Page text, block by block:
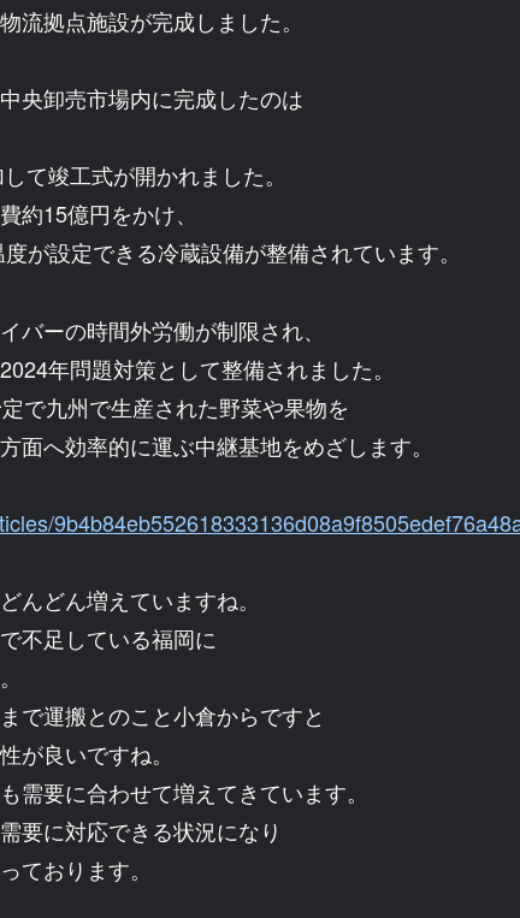
流拠点施設が完成しました。
央卸売市場内に完成したのは
て竣工式が開かれました。
約15億円をかけ、
設定できる冷蔵設備が整備されています。
バーの時間外労働が制限され、
年問題対策として整備されました。
で九州で生産された野菜や果物を
面へ効率的に運ぶ中継基地をめざします。
んどん増えていますね。
不足している福岡に
で運搬とのこと小倉からですと
が良いですね。
需要に合わせて増えてきています。
要に対応できる状況になり
ております。